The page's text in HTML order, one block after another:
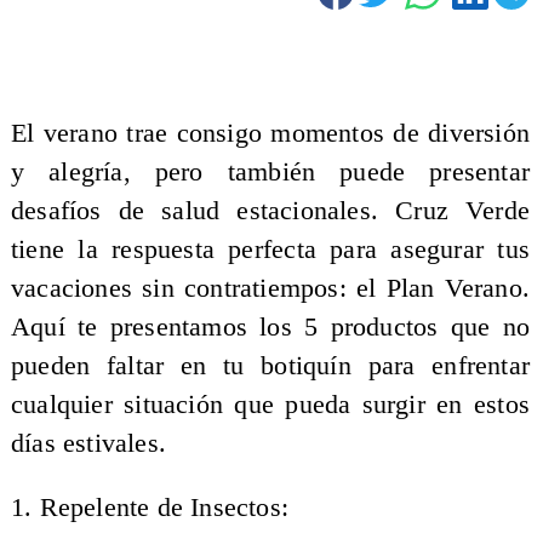
El verano trae consigo momentos de diversión
y alegría, pero también puede presentar
desafíos de salud estacionales. Cruz Verde
tiene la respuesta perfecta para asegurar tus
vacaciones sin contratiempos: el Plan Verano.
Aquí te presentamos los 5 productos que no
pueden faltar en tu botiquín para enfrentar
cualquier situación que pueda surgir en estos
días estivales.
1. Repelente de Insectos: